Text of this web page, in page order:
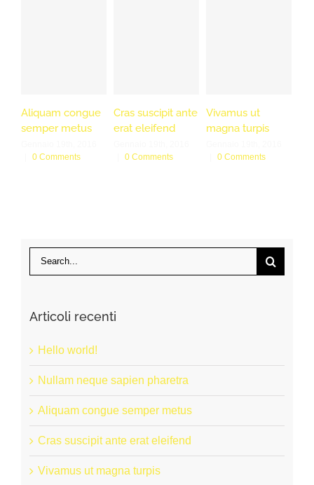
Aliquam congue
semper metus
0 Comments
Cras suscipit ante
erat eleifend
0 Comments
Vivamus ut
magna turpis
0 Comments
Articoli recenti
Hello world!
Nullam neque sapien pharetra
Aliquam congue semper metus
Cras suscipit ante erat eleifend
Vivamus ut magna turpis